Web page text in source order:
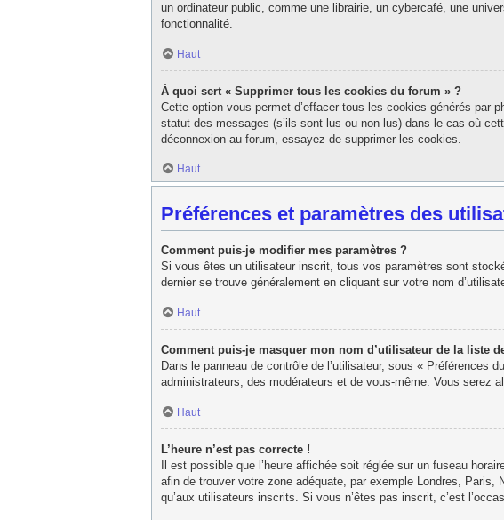
un ordinateur public, comme une librairie, un cybercafé, une
fonctionnalité.
Haut
À quoi sert « Supprimer tous les cookies du forum » ?
Cette option vous permet d’effacer tous les cookies générés par
statut des messages (s’ils sont lus ou non lus) dans le cas où
déconnexion au forum, essayez de supprimer les cookies.
Haut
Préférences et paramètres des
Comment puis-je modifier mes paramètres ?
Si vous êtes un utilisateur inscrit, tous vos paramètres sont
dernier se trouve généralement en cliquant sur votre nom
Haut
Comment puis-je masquer mon nom d’utilisateur de la liste
Dans le panneau de contrôle de l’utilisateur, sous «
administrateurs, des modérateurs et de vous-même. Vous serez
Haut
L’heure n’est pas correcte !
Il est possible que l’heure affichée soit réglée sur un fuseau
afin de trouver votre zone adéquate, par exemple Londres,
qu’aux utilisateurs inscrits. Si vous n’êtes pas inscrit, c’est